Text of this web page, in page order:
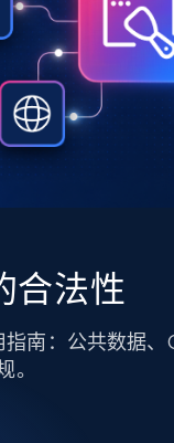
Bing Duckduckgo
览器 API
内置隐匿模式的远程浏览器
理
获取的高速代理
业生成可直接用于LLM的数
览器 API
起价
$5/GB
合法性
南：公共数据、
。